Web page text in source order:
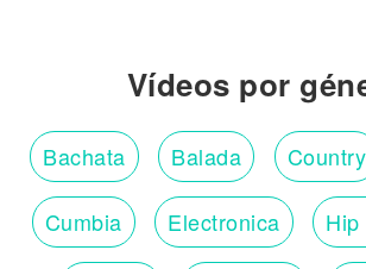
Vídeos por
Bachata Balada Country
Cumbia Electronica Hip